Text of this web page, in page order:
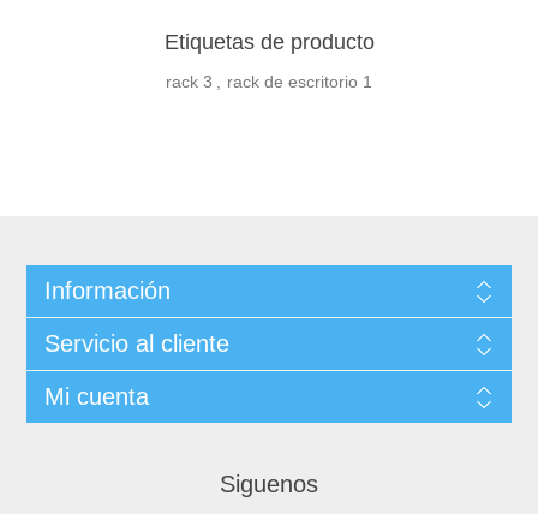
Etiquetas de producto
rack 3 , rack de escritorio 1
Información
Servicio al cliente
Mi cuenta
Siguenos